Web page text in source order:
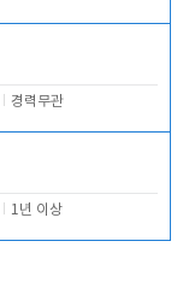
경력무관
1년 이상